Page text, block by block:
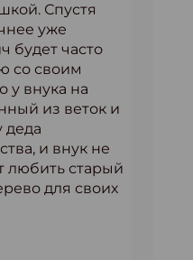
Спустя
уже
будет часто
со своим
у внука на
из веток и
деда
и внук не
любить старый
для своих